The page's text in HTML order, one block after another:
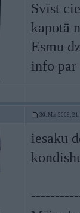
Svīst
kapotā
Esmu
info
30. Mar 2009,
iesaku